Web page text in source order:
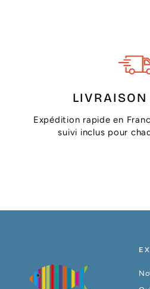
Expédition rapide en
suivi inclus pour